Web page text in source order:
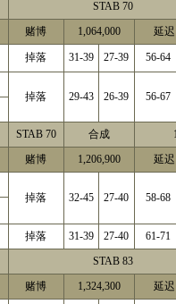
STAB 70
赌博 1,064,000 延
掉落 31-39 27-39 56-64
掉落
29-43 26-39
56-67
STAB 70 合成
赌博 1,206,900
延
掉落
32-45 27-40
58-68
掉落 31-39 27-40
61-71
STAB 83
赌博 1,324,300
延